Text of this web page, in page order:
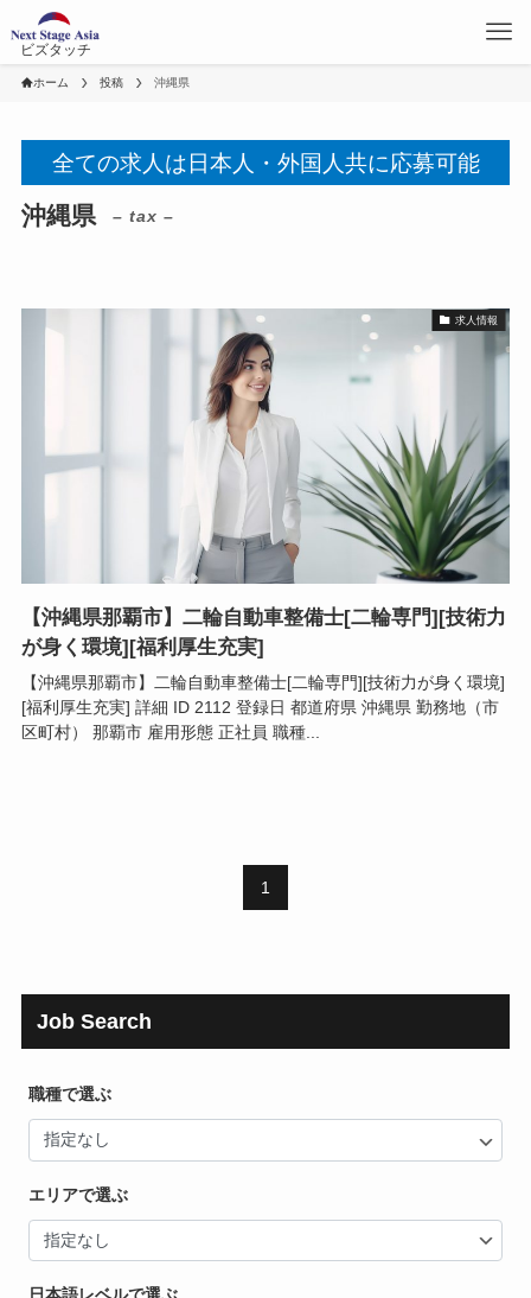
ビズタッチ
ホーム 投稿 沖縄県
全ての求人は日本人・外国人共に応募可能
沖縄県 – tax –
求人情報
【沖縄県那覇市】二輪自動車整備士[二輪専門][技術力
が身く環境][福利厚生充実]
【沖縄県那覇市】二輪自動車整備士[二輪専門][技術力が身く環境]
[福利厚生充実] 詳細 ID 2112 登録日 都道府県 沖縄県 勤務地（市
区町村） 那覇市 雇用形態 正社員 職種...
1
Job Search
職種で選ぶ
エリアで選ぶ
日本語レベルで選ぶ